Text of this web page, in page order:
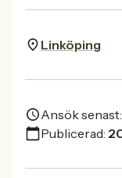
Linköping
Ansök senast:
Publicerad: